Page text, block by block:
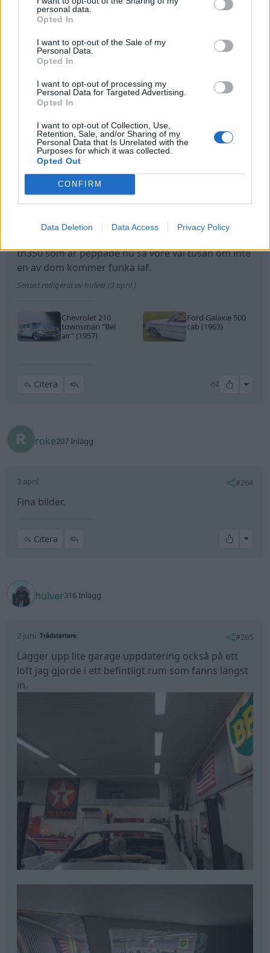
personal data.
Opted In
I want to opt-out of the Sale of my
Personal Data.
Opted In
I want to opt-out of processing my
Personal Data for Targeted Advertising.
Opted In
I want to opt-out of Collection, Use,
Retention, Sale, and/or Sharing of my
Personal Data that Is Unrelated with the
Purposes for which it was collected.
Opted Out
CONFIRM
Data Deletion Data Access Privacy Policy
Har köpt ett par frontrunners, saknar bara
bakdäck än men tanken är 275 60 15. Får se om jag
kommer behålla fälgarna polerade eller göra något
annat kul med dom å åka med mörkare hjul. Får se
senare.
I vår ska även växellådan bytas igen då den
th350 som är peppade nu så vore väl tusan om inte
en av dom kommer funka iaf.
Senast redigerat av hulver (3 april )
Chevrolet 210
townsman "Bel
air"(1957)
Ford Galaxie 500
cab (1963)
Citera 2 All
roke207 Inlägg
3 april #264
Fina bilder.
Citera All
hulver316 Inlägg
2 juni Trådstartare #265
Lägger upp lite garage uppdatering också på ett
loft jag gjorde i ett befintligt rum som fanns längst
in.